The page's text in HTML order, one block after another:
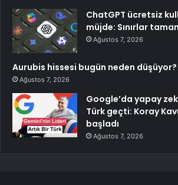
ChatGPT ücretsiz
müjde: Sınırlar
Ağustos 7, 2026
Aurubis hissesi bugün neden düşüyor?
Ağustos 7, 2026
Google’da yapay
Türk geçti: Koray
başladı
Ağustos 7, 2026